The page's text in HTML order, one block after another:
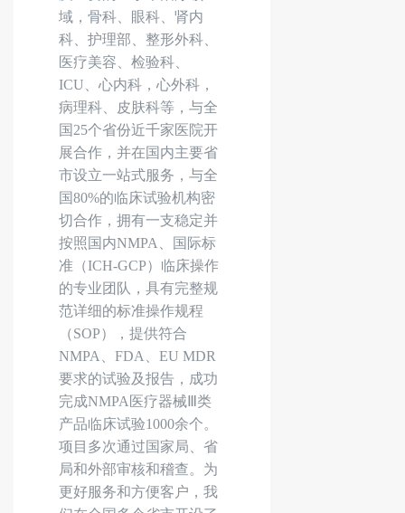
域，骨科、眼科、肾内
科、护理部、整形外科、
医疗美容、检验科、
ICU、心内科，心外科，
病理科、皮肤科等，与全
国25个省份近千家医院开
展合作，并在国内主要省
市设立一站式服务，与全
国80%的临床试验机构密
切合作，拥有一支稳定并
按照国内NMPA、国际标
准（ICH-GCP）临床操作
的专业团队，具有完整规
范详细的标准操作规程
（SOP），提供符合
NMPA、FDA、EU MDR
要求的试验及报告，成功
完成NMPA医疗器械Ⅲ类
产品临床试验1000余个。
项目多次通过国家局、省
局和外部审核和稽查。为
更好服务和方便客户，我